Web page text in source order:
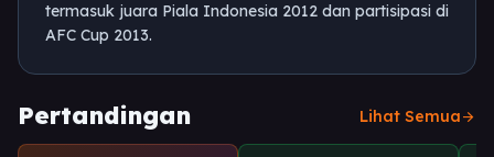
termasuk juara Piala Indonesia 2012 dan partisipasi di
AFC Cup 2013.
Pertandingan Lihat Semuaarrow_forward